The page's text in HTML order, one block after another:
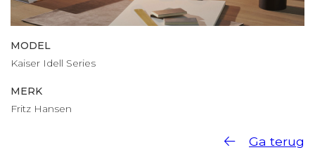
MODEL
Kaiser Idell Series
MERK
Fritz Hansen
Ga terug